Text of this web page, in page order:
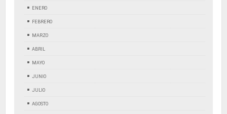
ENERO
FEBRERO
MARZO
ABRIL
MAYO
JUNIO
JULIO
AGOSTO